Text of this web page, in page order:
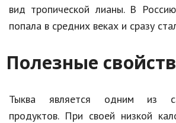
Работа и бизнес
Еда и напитки
Кинематограф
вид тропической лианы. В
попала в средних веках и сразу
Полезные
Тыква является одним из
продуктов. При своей низкой